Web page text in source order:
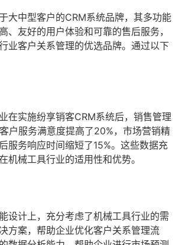
大中型客户的CRM系统品牌，其多功能
、友好的用户体验和可靠的售后服务，
业客户关系管理的优选品牌。通过以下
在实施纷享销客CRM系统后，销售管理
户服务满意度提高了20%，市场营销精
服务响应时间缩短了15%。这些数据充
机械工具行业的适用性和优势。
设计上，充分考虑了机械工具行业的需
方案，帮助企业优化客户关系管理流